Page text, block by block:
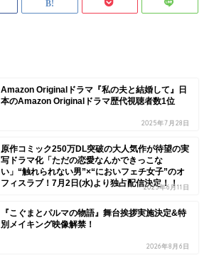
Amazon Originalドラマ『私の夫と結婚して』日
本のAmazon Originalドラマ歴代視聴者数1位
2025年7月28日
原作コミック250万DL突破の大人気作が待望の実
写ドラマ化「ただの恋愛なんかできっこな
い」“触れられない男”×“においフェチ女子”のオ
フィスラブ！7月2日(水)より独占配信決定！！
2025年6月11日
『こぐまとパルマの物語』舞台挨拶実施決定&特
別メイキング映像解禁！
2026年8月6日